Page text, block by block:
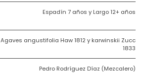
Espadín 7 años y Largo 12+ años
Agaves angustifolia Haw 1812 y karwinskii Zucc
1833
Pedro Rodríguez Díaz (Mezcalero)